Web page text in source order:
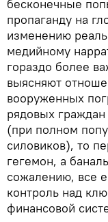
бесконечные
пропаганду на
изменению
медийному
гораздо более
выясняют
вооруженных
рядовых
(при полном
силовиков), то
гегемон, а
сожалению, все
контроль над
финансовой